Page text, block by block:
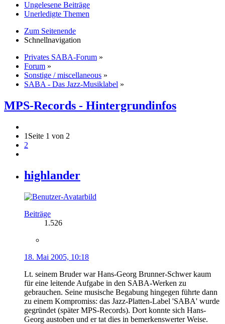
Ungelesene Beiträge
Unerledigte Themen
Zum Seitenende
Schnellnavigation
Privates SABA-Forum »
Forum »
Sonstige / miscellaneous »
SABA - Das Jazz-Musiklabel »
MPS-Records - Hintergrundinfos
1 Seite 1 von 2
2
highlander
Beiträge
1.526
18. Mai 2005, 10:18
Lt. seinem Bruder war Hans-Georg Brunner-Schwer kaum
für eine leitende Aufgabe in den SABA-Werken zu
gebrauchen. Seine musische Begabung hingegen führte dann
zu einem Kompromiss: das Jazz-Platten-Label 'SABA' wurde
gegründet (später MPS-Records). Dort konnte sich Hans-
Georg austoben und er tat dies in bemerkenswerter Weise.